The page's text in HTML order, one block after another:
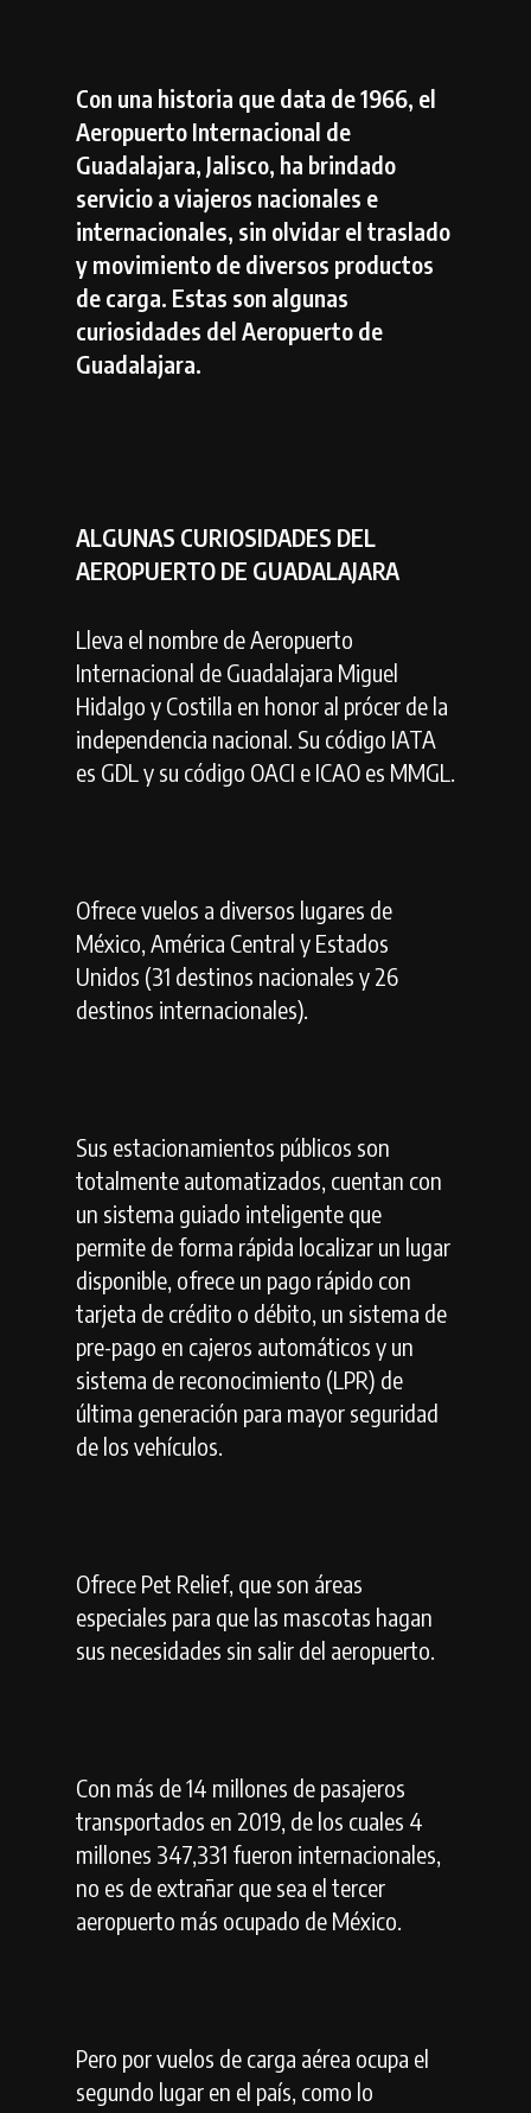
Con una historia que data de 1966, el
Aeropuerto Internacional de
Guadalajara, Jalisco, ha brindado
servicio a viajeros nacionales e
internacionales, sin olvidar el traslado
y movimiento de diversos productos
de carga. Estas son algunas
curiosidades del Aeropuerto de
Guadalajara.
ALGUNAS CURIOSIDADES DEL
AEROPUERTO DE GUADALAJARA
Lleva el nombre de Aeropuerto
Internacional de Guadalajara Miguel
Hidalgo y Costilla en honor al prócer de la
independencia nacional. Su código IATA
es GDL y su código OACI e ICAO es MMGL.
Ofrece vuelos a diversos lugares de
México, América Central y Estados
Unidos (31 destinos nacionales y 26
destinos internacionales).
Sus estacionamientos públicos son
totalmente automatizados, cuentan con
un sistema guiado inteligente que
permite de forma rápida localizar un lugar
disponible, ofrece un pago rápido con
tarjeta de crédito o débito, un sistema de
pre-pago en cajeros automáticos y un
sistema de reconocimiento (LPR) de
última generación para mayor seguridad
de los vehículos.
Ofrece Pet Relief, que son áreas
especiales para que las mascotas hagan
sus necesidades sin salir del aeropuerto.
Con más de 14 millones de pasajeros
transportados en 2019, de los cuales 4
millones 347,331 fueron internacionales,
no es de extrañar que sea el tercer
aeropuerto más ocupado de México.
Pero por vuelos de carga aérea ocupa el
segundo lugar en el país, como lo